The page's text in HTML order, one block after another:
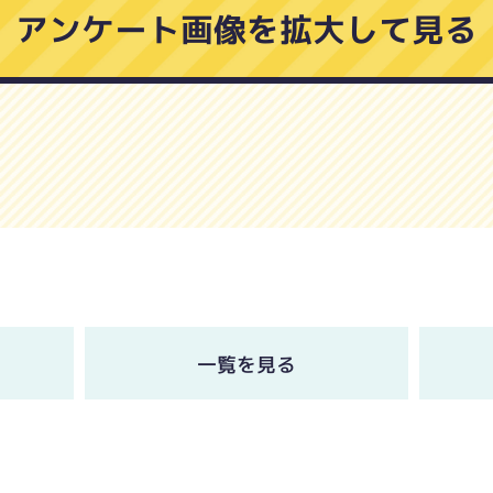
アンケート画像を拡大して見る
一覧を見る